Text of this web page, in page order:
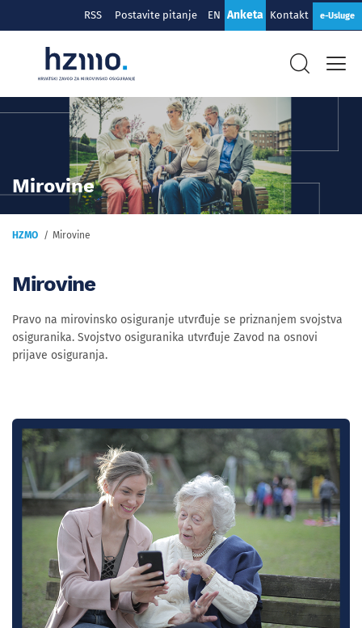
RSS Postavite pitanje EN Anketa Kontakt e-Usluge
Mirovine
HZMO Mirovine
Mirovine
Pravo na mirovinsko osiguranje utvrđuje se priznanjem svojstva
osiguranika. Svojstvo osiguranika utvrđuje Zavod na osnovi
prijave osiguranja.